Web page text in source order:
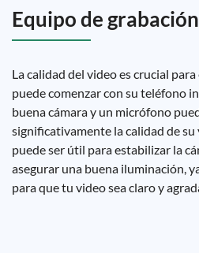
Equipo de grabación
La calidad del video es crucial
puede comenzar con su teléfono
buena cámara y un micrófono
significativamente la calidad de
puede ser útil para estabilizar la
asegurar una buena iluminación,
para que tu video sea claro y